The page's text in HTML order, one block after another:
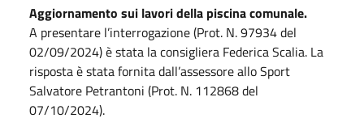
Aggiornamento sui lavori della piscina comunale.
A presentare l’interrogazione (Prot. N. 97934 del
02/09/2024) è stata la consigliera Federica Scalia. La
risposta è stata fornita dall’assessore allo Sport
Salvatore Petrantoni (Prot. N. 112868 del
07/10/2024).